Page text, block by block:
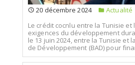
20 décembre 2024
Actualité
Le crédit cocnlu entre la Tunisie et
exigences du développement
le 13 juin 2024, entre la Tunisie et
de Développement (BAD) pour